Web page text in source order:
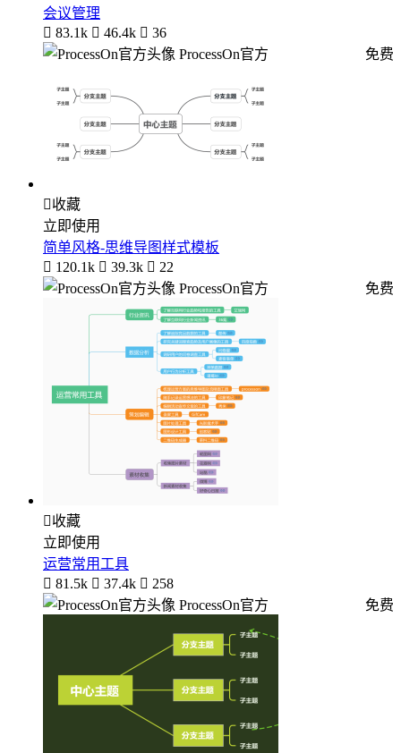
会议管理
 83.1k  46.4k  36
ProcessOn官方
免费
收藏
立即使用
简单风格-思维导图样式模板
 120.1k  39.3k  22
ProcessOn官方
免费
收藏
立即使用
运营常用工具
 81.5k  37.4k  258
ProcessOn官方
免费